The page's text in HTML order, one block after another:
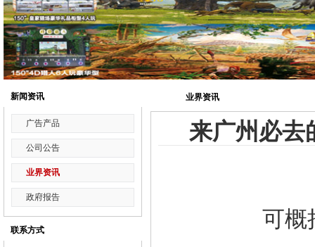
新闻资讯
广告产品
公司公告
业界资讯
政府报告
联系方式
业界资讯
来广州必去
可概